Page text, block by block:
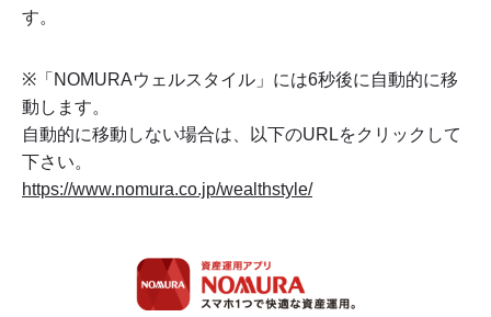
す。
※「NOMURAウェルスタイル」には6秒後に自動的に移
動します。
自動的に移動しない場合は、以下のURLをクリックして
下さい。
https://www.nomura.co.jp/wealthstyle/